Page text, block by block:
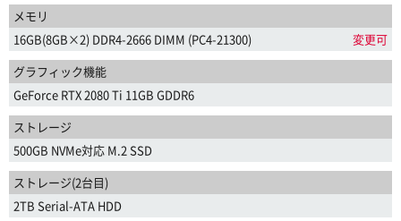
メモリ
16GB(8GB×2) DDR4-2666 DIMM (PC4-21300)
変更可
グラフィック機能
GeForce RTX 2080 Ti 11GB GDDR6
ストレージ
500GB NVMe対応 M.2 SSD
ストレージ(2台目)
2TB Serial-ATA HDD